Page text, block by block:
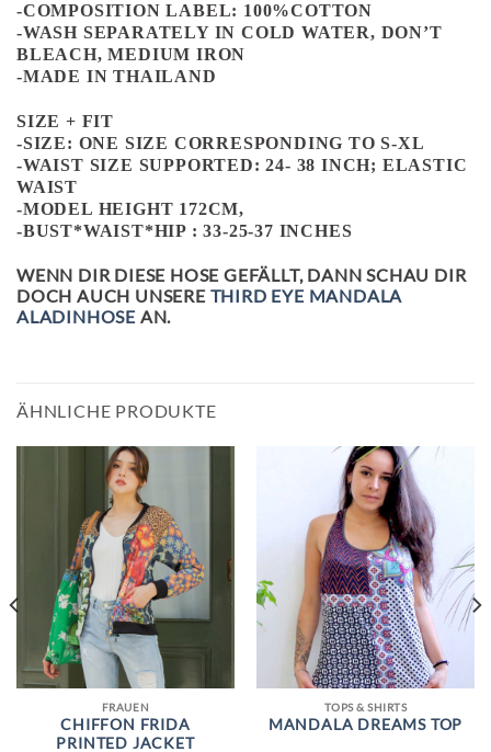
-COMPOSITION LABEL: 100%COTTON
-WASH SEPARATELY IN COLD WATER, DON’T
BLEACH, MEDIUM IRON
-MADE IN THAILAND
SIZE + FIT
-SIZE: ONE SIZE CORRESPONDING TO S-XL
-WAIST SIZE SUPPORTED: 24- 38 INCH; ELASTIC
WAIST
-MODEL HEIGHT 172CM,
-BUST*WAIST*HIP : 33-25-37 INCHES
WENN DIR DIESE HOSE GEFÄLLT, DANN SCHAU DIR
DOCH AUCH UNSERE THIRD EYE MANDALA
ALADINHOSE AN.
ÄHNLICHE PRODUKTE
FRAUEN
CHIFFON FRIDA
PRINTED JACKET
TOPS & SHIRTS
MANDALA DREAMS TOP